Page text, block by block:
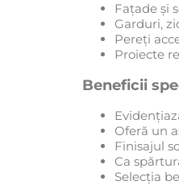
Fațade și
Garduri,
Pereți
Proiecte
Beneficii
Oferă un
Finisajul
Ca
Selecția